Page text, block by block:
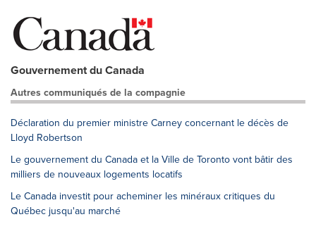
Gouvernement du Canada
Autres communiqués de la compagnie
Déclaration du premier ministre Carney concernant le décès de
Lloyd Robertson
Le gouvernement du Canada et la Ville de Toronto vont bâtir des
milliers de nouveaux logements locatifs
Le Canada investit pour acheminer les minéraux critiques du
Québec jusqu'au marché